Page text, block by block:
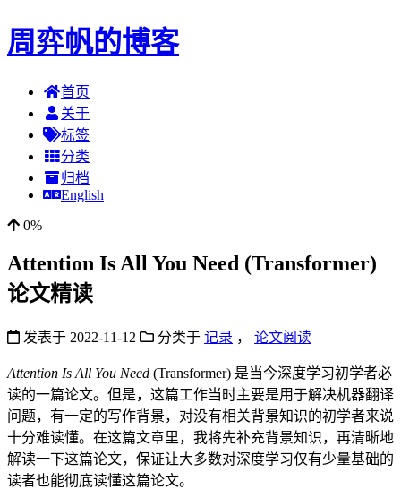
周弈帆的博客
首页
关于
标签
分类
归档
English
0%
Attention Is All You Need (Transformer)
论文精读
发表于 2022-11-12 分类于 记录 ， 论文阅读
Attention Is All You Need (Transformer) 是当今深度学习初学者必
读的一篇论文。但是，这篇工作当时主要是用于解决机器翻译
问题，有一定的写作背景，对没有相关背景知识的初学者来说
十分难读懂。在这篇文章里，我将先补充背景知识，再清晰地
解读一下这篇论文，保证让大多数对深度学习仅有少量基础的
读者也能彻底读懂这篇论文。